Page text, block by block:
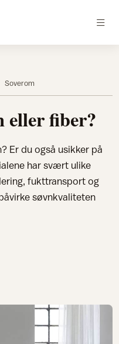
Soverom
eller fiber?
Er du også usikker på
har svært ulike
fukttransport og
søvnkvaliteten